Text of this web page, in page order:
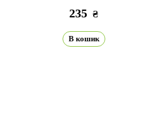
235 ₴
В кошик